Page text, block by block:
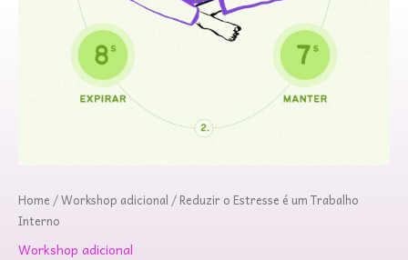
Home /Workshop adicional / Reduzir o Estresse é um Trabalho
Interno
Workshop adicional